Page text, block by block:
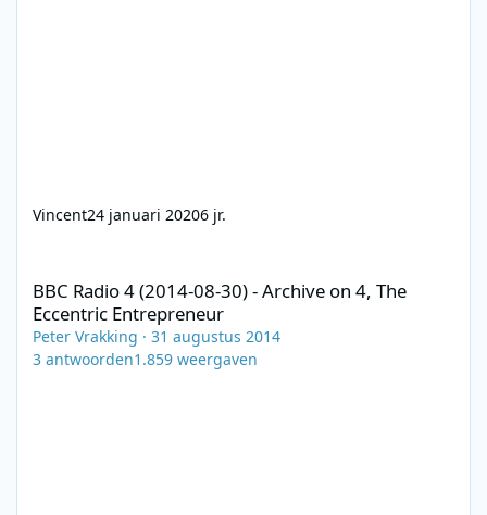
Vincent24 januari 20206 jr.
BBC Radio 4 (2014-08-30) - Archive on 4, The
Eccentric Entrepreneur
Peter Vrakking · 31 augustus 2014
3 antwoorden1.859 weergaven